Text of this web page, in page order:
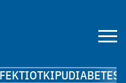
KIPUDIABETES